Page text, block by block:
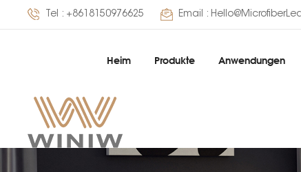
Tel : +8618150976625 Email :
Heim Produkte Anwendungen